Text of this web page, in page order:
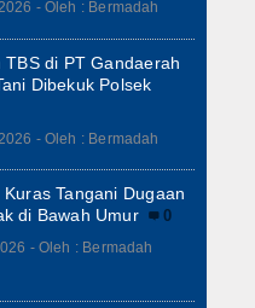
- Oleh : Bermadah
di PT Gandaerah
Dibekuk Polsek
- Oleh : Bermadah
Tangani Dugaan
di Bawah Umur
0
- Oleh : Bermadah